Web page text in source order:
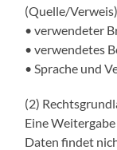
(Quelle/Verweis)
• verwendeter
• verwendetes
• Sprache und
(2)
Eine
Daten findet